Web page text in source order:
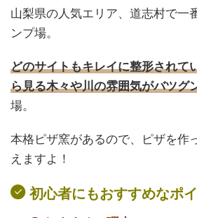
山梨県の人気エリア、道志村で一
ンプ場。
どのサイトもキレイに整形されて
ら見る木々や川の雰囲気がバツグ
場。
本格ピザ窯があるので、ピザを作
えますよ！
初心者にもおすすめなポ